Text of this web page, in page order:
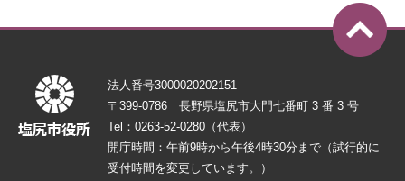
法人番号3000020202151
〒399-0786 長野県塩尻市大門七番町 3 番 3 号
Tel：0263-52-0280（代表）
開庁時間：午前9時から午後4時30分まで（試行的に
受付時間を変更しています。）